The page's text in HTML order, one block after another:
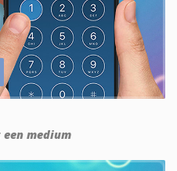
medium